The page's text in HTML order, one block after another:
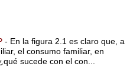
- En la figura 2.1 es claro que, a
el consumo familiar, en
sucede con el con...